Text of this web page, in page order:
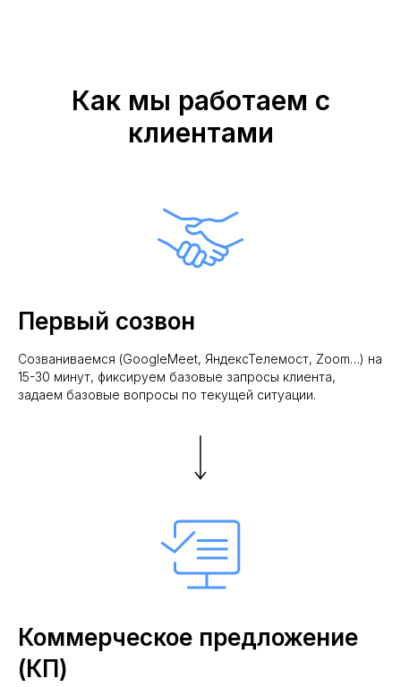
Как мы работаем с
клиентами
Первый созвон
Созваниваемся (GoogleMeet, ЯндексТелемост, Zoom…) на
15-30 минут, фиксируем базовые запросы клиента,
задаем базовые вопросы по текущей ситуации.
Коммерческое предложение
(КП)